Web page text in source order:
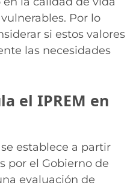
Por lo
si estos valores
las necesidades
el IPREM en
establece a partir
por el Gobierno de
evaluación de